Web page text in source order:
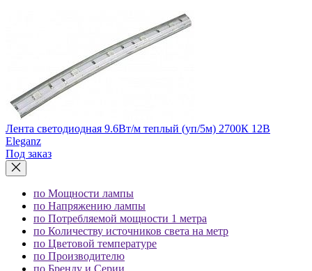
Лента светодиодная 9.6Вт/м теплый (уп/5м) 2700К 12В
Eleganz
Под заказ
по Мощности лампы
по Напряжению лампы
по Потребляемой мощности 1 метра
по Количеству источников света на метр
по Цветовой температуре
по Производителю